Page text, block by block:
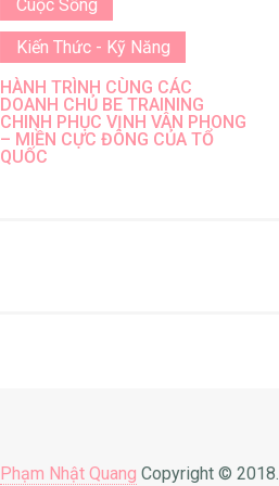
Cuộc Sống
Kiến Thức - Kỹ Năng
HÀNH TRÌNH CÙNG CÁC
DOANH CHỦ BE TRAINING
CHINH PHỤC VỊNH VÂN PHONG
– MIỀN CỰC ĐÔNG CỦA TỔ
QUỐC
Phạm Nhật Quang Copyright © 2018.